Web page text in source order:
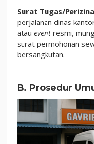
Surat Tugas/
perjalanan dinas
atau eventresmi,
surat permohonan
bersangkutan.
B. Prosedur